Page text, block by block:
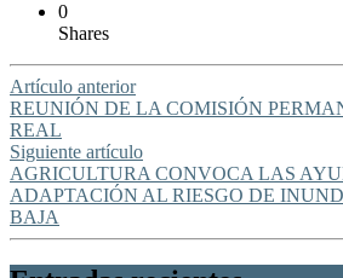
0
Shares
Artículo anterior
REUNIÓN DE LA COMISIÓN
REAL
Siguiente artículo
AGRICULTURA CONVOCA LAS
ADAPTACIÓN AL RIESGO DE
BAJA